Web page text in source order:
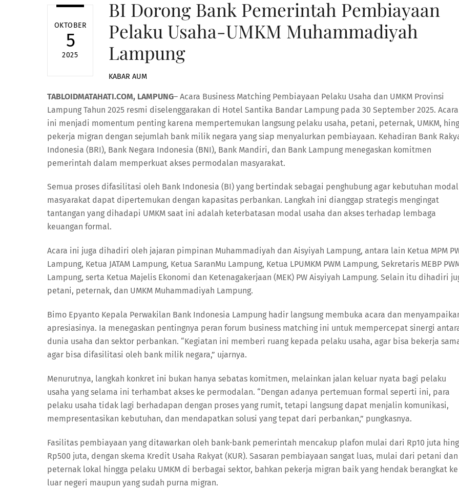
OKTOBER
5
2025
BI Dorong Bank Pemerintah Pembiayaan
Pelaku Usaha-UMKM Muhammadiyah
Lampung
KABAR AUM
TABLOIDMATAHATI.COM, LAMPUNG– Acara Business Matching Pembiayaan Pelaku Usaha dan UMKM Provinsi
Lampung Tahun 2025 resmi diselenggarakan di Hotel Santika Bandar Lampung pada 30 September 2025. Acara
ini menjadi momentum penting karena mempertemukan langsung pelaku usaha, petani, peternak, UMKM,
pekerja migran dengan sejumlah bank milik negara yang siap menyalurkan pembiayaan. Kehadiran Bank
Indonesia (BRI), Bank Negara Indonesia (BNI), Bank Mandiri, dan Bank Lampung menegaskan komitmen
pemerintah dalam memperkuat akses permodalan masyarakat.
Semua proses difasilitasi oleh Bank Indonesia (BI) yang bertindak sebagai penghubung agar kebutuhan modal
masyarakat dapat dipertemukan dengan kapasitas perbankan. Langkah ini dianggap strategis mengingat
tantangan yang dihadapi UMKM saat ini adalah keterbatasan modal usaha dan akses terhadap lembaga
keuangan formal.
Acara ini juga dihadiri oleh jajaran pimpinan Muhammadiyah dan Aisyiyah Lampung, antara lain Ketua MPM
Lampung, Ketua JATAM Lampung, Ketua SaranMu Lampung, Ketua LPUMKM PWM Lampung, Sekretaris MEBP
Lampung, serta Ketua Majelis Ekonomi dan Ketenagakerjaan (MEK) PW Aisyiyah Lampung. Selain itu dihadiri
petani, peternak, dan UMKM Muhammadiyah Lampung.
Bimo Epyanto Kepala Perwakilan Bank Indonesia Lampung hadir langsung membuka acara dan
apresiasinya. Ia menegaskan pentingnya peran forum business matching ini untuk mempercepat sinergi
dunia usaha dan sektor perbankan. “Kegiatan ini memberi ruang kepada pelaku usaha, agar bisa bekerja
agar bisa difasilitasi oleh bank milik negara,” ujarnya.
Menurutnya, langkah konkret ini bukan hanya sebatas komitmen, melainkan jalan keluar nyata bagi pelaku
usaha yang selama ini terhambat akses ke permodalan. “Dengan adanya pertemuan formal seperti ini, para
pelaku usaha tidak lagi berhadapan dengan proses yang rumit, tetapi langsung dapat menjalin komunikasi,
mempresentasikan kebutuhan, dan mendapatkan solusi yang tepat dari perbankan,” pungkasnya.
Fasilitas pembiayaan yang ditawarkan oleh bank-bank pemerintah mencakup plafon mulai dari Rp10 juta
Rp500 juta, dengan skema Kredit Usaha Rakyat (KUR). Sasaran pembiayaan sangat luas, mulai dari petani dan
peternak lokal hingga pelaku UMKM di berbagai sektor, bahkan pekerja migran baik yang hendak berangkat ke
luar negeri maupun yang sudah purna migran.